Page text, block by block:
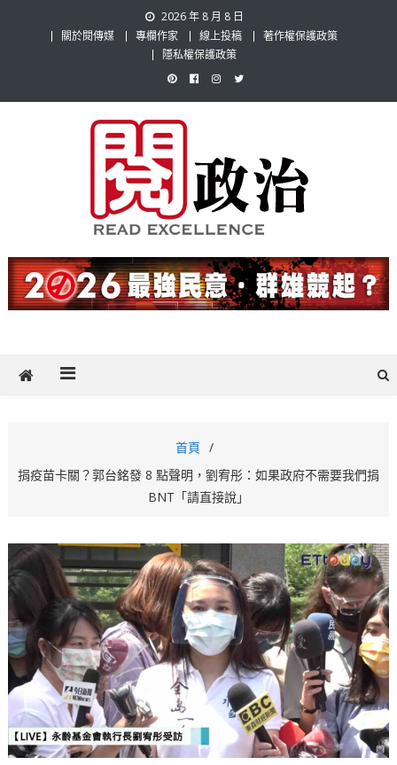
2026 年 8 月 8 日
關於閱傳媒
專欄作家 線上投稿
著作權保護政策
隱私權保護政策
閱政治 Read Gov News
題，也要專業評論，閱政治與多元的政治評論家與專欄作家邀稿合作，
讓讀者有最多元和專業的選擇。
首頁
捐疫苗卡關？郭台銘發 8 點聲明，劉宥彤：如果政府不需要我們捐
BNT「請直接說」